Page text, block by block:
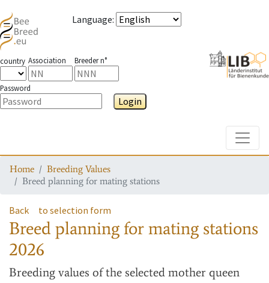
Language:
country Association Breeder n°
Password
Login
Home
Breeding Values
Breed planning for mating stations
Back to selection form
Breed planning for mating stations
2026
Breeding values of the selected mother queen